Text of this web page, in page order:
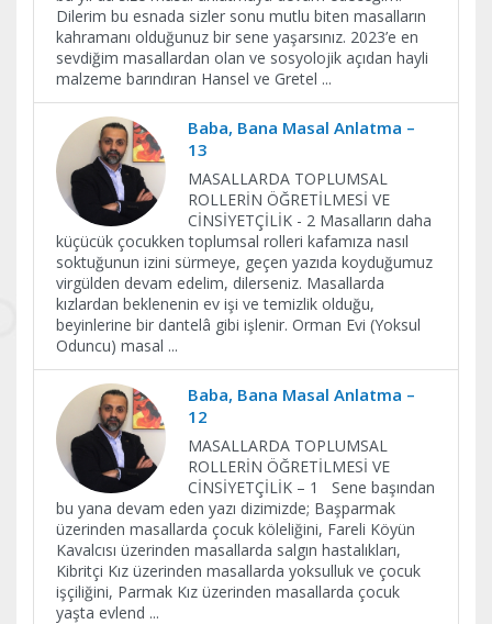
Dilerim bu esnada sizler sonu mutlu biten masalların
kahramanı olduğunuz bir sene yaşarsınız. 2023’e en
sevdiğim masallardan olan ve sosyolojik açıdan hayli
malzeme barındıran Hansel ve Gretel ...
Baba, Bana Masal Anlatma –
13
MASALLARDA TOPLUMSAL
ROLLERİN ÖĞRETİLMESİ VE
CİNSİYETÇİLİK - 2 Masalların daha
küçücük çocukken toplumsal rolleri kafamıza nasıl
soktuğunun izini sürmeye, geçen yazıda koyduğumuz
virgülden devam edelim, dilerseniz. Masallarda
kızlardan beklenenin ev işi ve temizlik olduğu,
beyinlerine bir dantelâ gibi işlenir. Orman Evi (Yoksul
Oduncu) masal ...
Baba, Bana Masal Anlatma –
12
MASALLARDA TOPLUMSAL
ROLLERİN ÖĞRETİLMESİ VE
CİNSİYETÇİLİK – 1 Sene başından
bu yana devam eden yazı dizimizde; Başparmak
üzerinden masallarda çocuk köleliğini, Fareli Köyün
Kavalcısı üzerinden masallarda salgın hastalıkları,
Kibritçi Kız üzerinden masallarda yoksulluk ve çocuk
işçiliğini, Parmak Kız üzerinden masallarda çocuk
yaşta evlend ...